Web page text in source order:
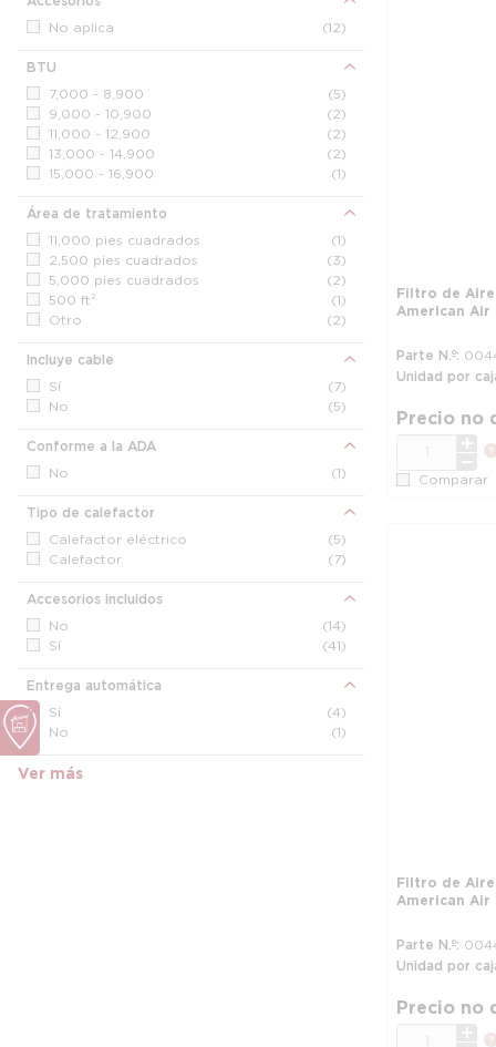
24 x 24 x 2 in
(1)
30 x 14 x 1 in
20 x 24 x 2 in
(1)
20 x 25 x 2 in
(1)
16 x 20 x 2 in
(1)
16 x 25 x 2 in
(1)
24 x 12 x 4 in
(1)
No aplica
(12)
BTU
7,000 - 8,900
(5)
9,000 - 10,900
(2)
11,000 - 12,900
(2)
13,000 - 14,900
(2)
15,000 - 16,900
(1)
Área de tratamiento
11,000 pies cuadrados
(1)
2,500 pies cuadrados
(3)
5,000 pies cuadrados
(2)
500 ft²
(1)
Otro
(2)
Incluye cable
Sí
(7)
No
(5)
Conforme a la ADA
No
(1)
Tipo de calefactor
Calefactor eléctrico
(5)
Calefactor
(7)
Accesorios incluidos
No
(14)
Sí
(41)
Entrega automática
Sí
(4)
No
(1)
Ver más
Filtro de Aire
American Air
Parte N.º
Unidad por
Precio no
Comparar
Filtro de Aire
American Air
Parte N.º
Unidad por
Precio no